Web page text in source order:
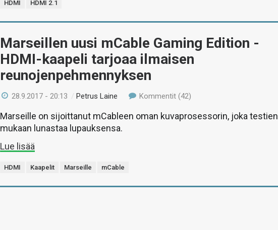
HDMI HDMI 2.1
Marseillen uusi mCable Gaming Edition -
HDMI-kaapeli tarjoaa ilmaisen
reunojenpehmennyksen
28.9.2017 - 20:13 /Petrus Laine Kommentit (42)
Marseille on sijoittanut mCableen oman kuvaprosessorin, joka testien
mukaan lunastaa lupauksensa.
Lue lisää
HDMI Kaapelit Marseille mCable